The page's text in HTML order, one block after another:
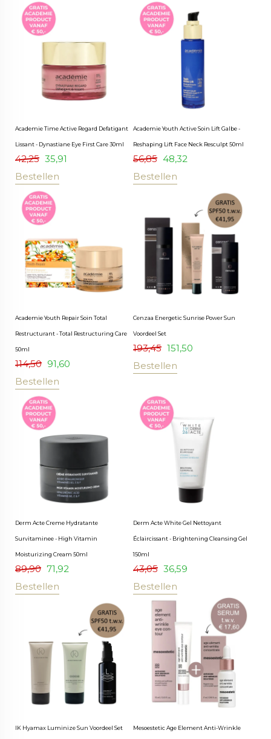
Academie Time Active Regard Defatigant
Lissant - Dynastiane Eye First Care 30ml
42,25 35,91
Bestellen
Academie Youth Active Soin Lift Galbe -
Reshaping Lift Face Neck Resculpt 50ml
56,85 48,32
Bestellen
Academie Youth Repair Soin Total
Restructurant - Total Restructuring Care
50ml
114,50 91,60
Bestellen
Cenzaa Energetic Sunrise Power Sun
Voordeel Set
193,45 151,50
Bestellen
Derm Acte Creme Hydratante
Survitaminee - High Vitamin
Moisturizing Cream 50ml
89,90 71,92
Bestellen
Derm Acte White Gel Nettoyant
Éclaircissant - Brightening Cleansing Gel
150ml
43,05 36,59
Bestellen
IK Hyamax Luminize Sun Voordeel Set Mesoestetic Age Element Anti-Wrinkle